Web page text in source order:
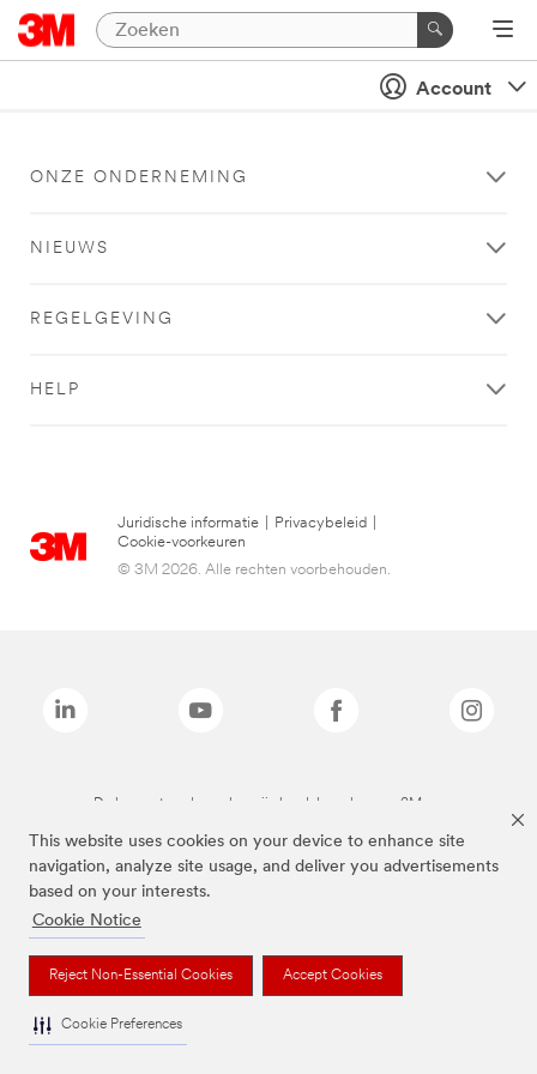
This website uses cookies on your device to enhance site
navigation, analyze site usage, and deliver you advertisements
based on your interests.
Cookie Notice
Reject Non-Essential Cookies Accept Cookies
Cookie Preferences
Account
ONZE ONDERNEMING
NIEUWS
REGELGEVING
HELP
Juridische informatie Privacybeleid
Cookie-voorkeuren
© 3M 2026. Alle rechten voorbehouden.
De bovenstaande merken zijn handelsmerken van 3M.we